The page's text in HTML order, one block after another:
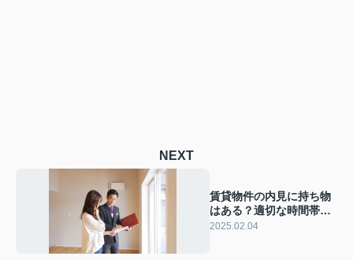
NEXT
賃貸物件の内見に持ち物
はある？適切な時間帯や
ポイントをご紹介
2025.02.04